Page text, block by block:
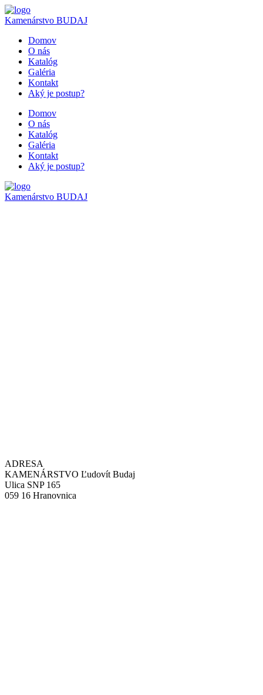
Kamenárstvo BUDAJ
Domov
O nás
Katalóg
Galéria
Kontakt
Aký je postup?
Domov
O nás
Katalóg
Galéria
Kontakt
Aký je postup?
Kamenárstvo BUDAJ
ADRESA
KAMENÁRSTVO Ľudovít Budaj
Ulica SNP 165
059 16 Hranovnica